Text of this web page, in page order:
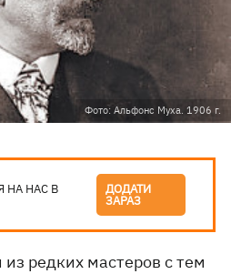
Фото: Альфонс Муха. 1906 г.
НА НАС В ДОДАТИ
ЗАРАЗ
редких мастеров с тем